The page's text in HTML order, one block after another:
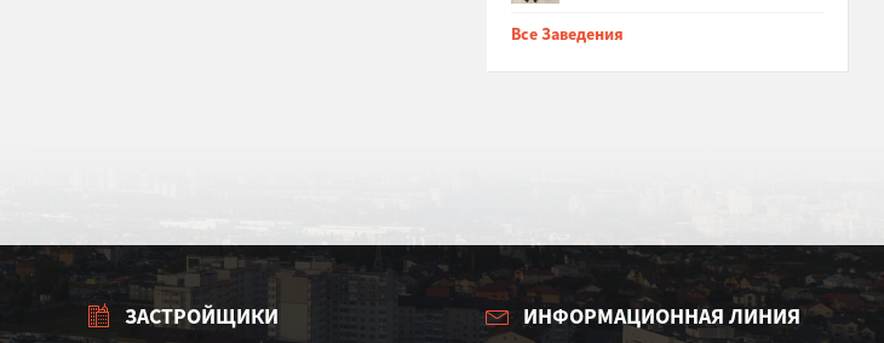
Все Заведения
ЗАСТРОЙЩИКИ ИНФОРМАЦИОННАЯ ЛИНИЯ